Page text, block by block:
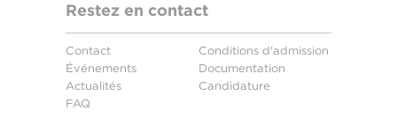
Restez en contact
Contact
Événements
Actualités
FAQ
Conditions d'admission
Documentation
Candidature